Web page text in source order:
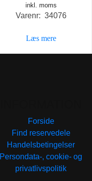
inkl. moms
Varenr: 34076
Læs mere
Forside
Find reservedele
Handelsbetingelser
Persondata-, cookie- og
privatlivspolitik